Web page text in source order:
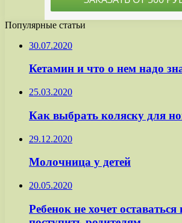
Популярные статьи
30.07.2020
Кетамин и что о нем надо
25.03.2020
Как выбрать коляску для
29.12.2020
Молочница у детей
20.05.2020
Ребенок не хочет